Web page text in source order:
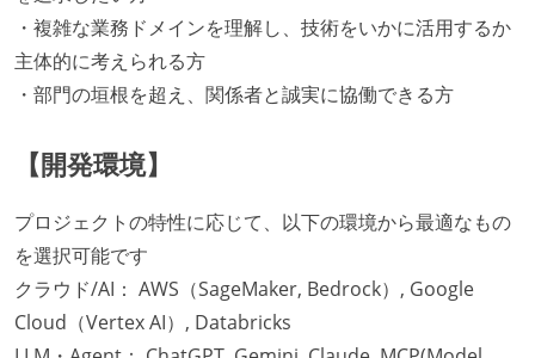
・複雑な業務ドメインを理解し、技術をいかに活用するか
主体的に考えられる方
・部門の垣根を超え、関係者と誠実に協働できる方
【開発環境】
プロジェクトの特性に応じて、以下の環境から最適なもの
を選択可能です
クラウド/AI： AWS（SageMaker, Bedrock）, Google
Cloud（Vertex AI）, Databricks